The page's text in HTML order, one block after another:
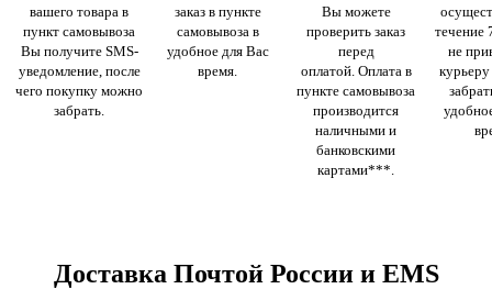
вашего товара в
пункт самовывоза
Вы получите SMS-
уведомление, после
чего покупку можно
забрать.
заказ в пункте
самовывоза в
удобное для Вас
время.
Вы можете
проверить заказ
перед
оплатой. Оплата в
пункте самовывоза
производится
наличными и
банковскими
картами***.
течение
не
Доставка Почтой России и EMS